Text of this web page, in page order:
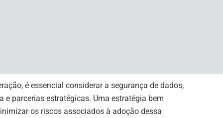
ao comparar dados de relatórios históricos.
simplifica a documentação e tem potencial
a reduzir os custos de exploração e aumenta a
é essencial considerar a segurança de dados,
parcerias estratégicas. Uma estratégia bem
os riscos associados à adoção dessa